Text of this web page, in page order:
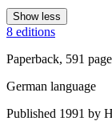
Show less
8 editions
Paperback, 591
German language
Published 1991 by